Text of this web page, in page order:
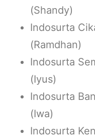
(Shandy)
Indosurta
(Ramdhan)
Indosurta
(Iyus)
Indosurta
(Iwa)
Indosurta